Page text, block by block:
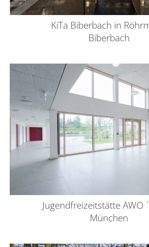
KiTa Biberbach in
Biberbach
Jugendfreizeitstätte AWO
München